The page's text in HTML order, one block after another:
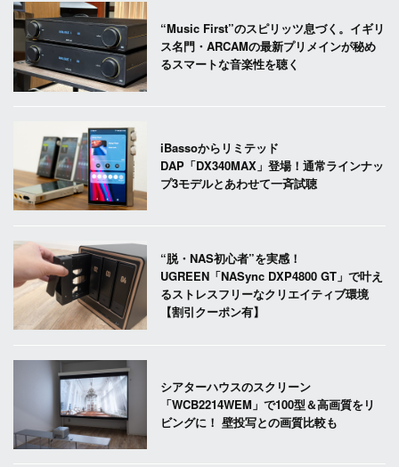
“Music First”のスピリッツ息づく。イギリ
ス名門・ARCAMの最新プリメインが秘め
るスマートな音楽性を聴く
iBassoからリミテッド
DAP「DX340MAX」登場！通常ラインナッ
プ3モデルとあわせて一斉試聴
“脱・NAS初心者”を実感！
UGREEN「NASync DXP4800 GT」で叶え
るストレスフリーなクリエイティブ環境
【割引クーポン有】
シアターハウスのスクリーン
「WCB2214WEM」で100型＆高画質をリ
ビングに！ 壁投写との画質比較も